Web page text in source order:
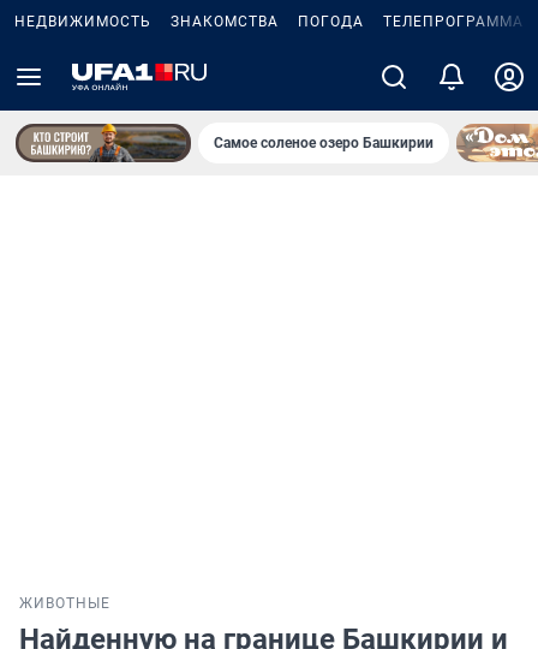
НЕДВИЖИМОСТЬ ЗНАКОМСТВА ПОГОДА ТЕЛЕПРОГРАММА
Самое соленое озеро Башкирии
ЖИВОТНЫЕ
Найденную на границе Башкирии и